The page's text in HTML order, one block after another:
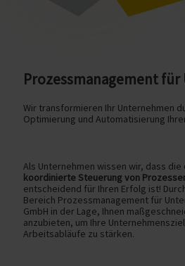
Prozessmanagement
Wir transformieren Ihr Unternehmen
Optimierung und Automatisierung
Als Unternehmen wissen wir, dass die
koordinierte Steuerung von
entscheidend für Ihren Erfolg ist!
Bereich Prozessmanagement für
GmbH in der Lage, Ihnen
anzubieten, um Ihre
Arbeitsabläufe zu stärken.